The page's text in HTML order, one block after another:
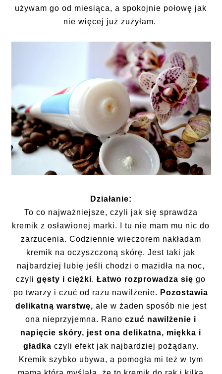
używam go od miesiąca, a spokojnie połowę jak
nie więcej już zużyłam.
Działanie:
To co najważniejsze, czyli jak się sprawdza
kremik z osławionej marki. I tu nie mam mu nic do
zarzucenia. Codziennie wieczorem nakładam
kremik na oczyszczoną skórę. Jest taki jak
najbardziej lubię jeśli chodzi o mazidła na noc,
czyli gęsty i ciężki.Łatwo rozprowadza sięgo
po twarzy i czuć od razu nawilżenie. Pozostawia
delikatną warstwę, ale w żaden sposób nie jest
ona nieprzyjemna. Rano czuć nawilżenie i
napięcie skóry, jest ona delikatna, miękka i
gładka czyli efekt jak najbardziej pożądany.
Kremik szybko ubywa, a pomogła mi też w tym